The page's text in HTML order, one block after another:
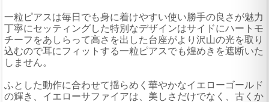
一粒ピアスは毎日でも身に着けやすい使い勝手の良さが魅力
丁寧にセッティングした特別なデザインはサイドにハートモ
チーフをあしらって高さを出した台座がより沢山の光を取り
込むので耳にフィットする一粒ピアスでも煌めきを遮断いた
しません。
ふとした動作に合わせて揺らめく華やかなイエローゴールド
の輝き、イエローサファイアは、美しさだけでなく、古くか